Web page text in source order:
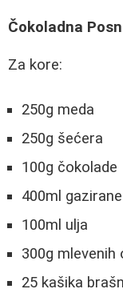
Čokoladna
Za kore:
250g meda
250g šećera
100g čokolade
400ml
100ml ulja
300g mlevenih
25 kašika